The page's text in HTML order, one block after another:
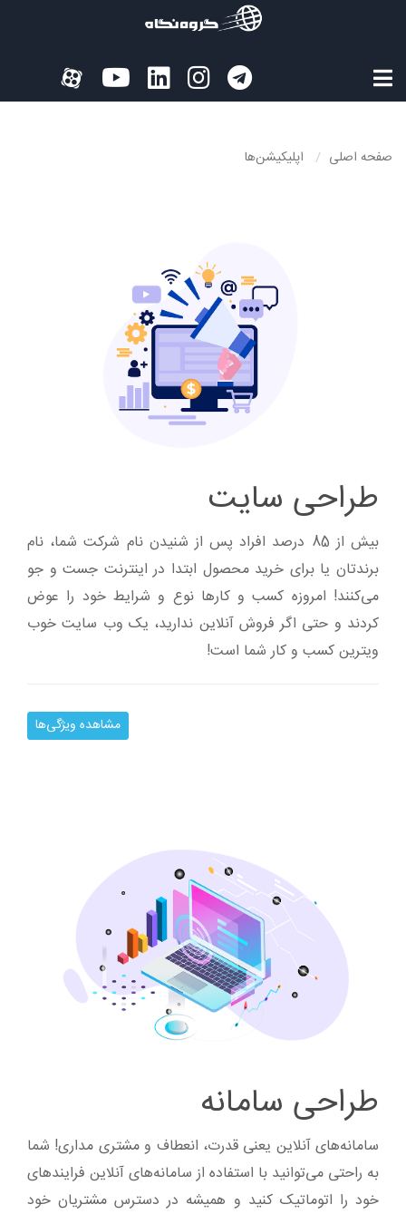
صفحه اصلی اپلیکیشن‌ها
طراحی سایت
بیش از 85 درصد افراد پس از شنیدن نام شرکت شما، نام
برندتان یا برای خرید محصول ابتدا در اینترنت جست و جو
می‌کنند! امروزه کسب و کارها نوع و شرایط خود را عوض
کردند و حتی اگر فروش آنلاین ندارید، یک وب سایت خوب
ویترین کسب و کار شما است!
مشاهده ویژگی‌ها
طراحی سامانه
سامانه‌های آنلاین یعنی قدرت، انعطاف و مشتری مداری! شما
به راحتی می‌توانید با استفاده از سامانه‌های آنلاین فرایندهای
خود را اتوماتیک کنید و همیشه در دسترس مشتریان خود